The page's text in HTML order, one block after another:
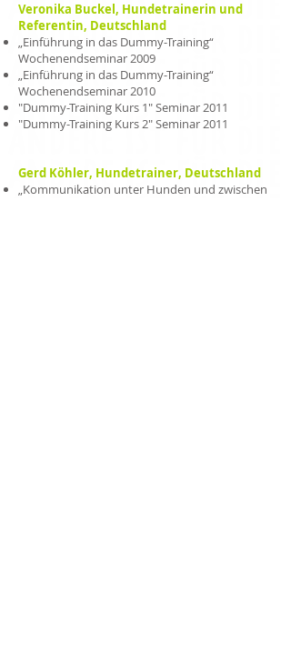
Veronika Buckel, Hundetrainerin und
Referentin, Deutschland
„Einführung in das Dummy-Training“
Wochenendseminar 2009
„Einführung in das Dummy-Training“
Wochenendseminar 2010
"Dummy-Training Kurs 1" Seminar 2011
"Dummy-Training Kurs 2" Seminar 2011
Gerd Köhler, Hundetrainer, Deutschland
„Kommunikation unter Hunden und zwischen